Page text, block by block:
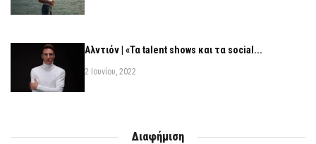
Αλντιόν | «Τα talent shows και τα social...
2 Ιουνίου, 2022
Διαφήμιση